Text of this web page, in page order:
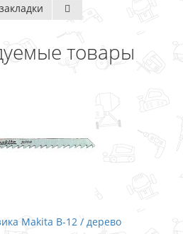
товары
Makita B-12 / дерево